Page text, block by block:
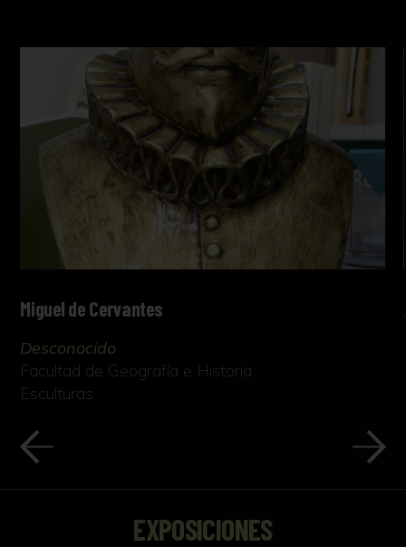
Miguel de Cervantes
Desconocido
Facultad de Geografía e Historia
Esculturas
EXPOSICIONES